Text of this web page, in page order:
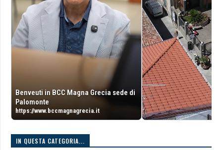
Benveuti in BCC Magna Grecia sede di
Palomonte
https://www.bccmagnagrecia.it
IN QUESTA CATEGORIA...